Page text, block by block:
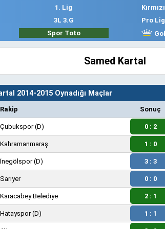
1. Lig Kırmızı
3L 3.G
Pro Lig
Spor Toto
Gol
Samed Kartal
2014-2015 Oynadığı Maçlar
Rakip Sonuç
Çubukspor(D) 0 : 2
Kahramanmaraş 1 : 0
İnegölspor(D) 3 : 3
Sarıyer 0 : 0
Karacabey Belediye 2 : 1
Hatayspor(D) 1 : 1